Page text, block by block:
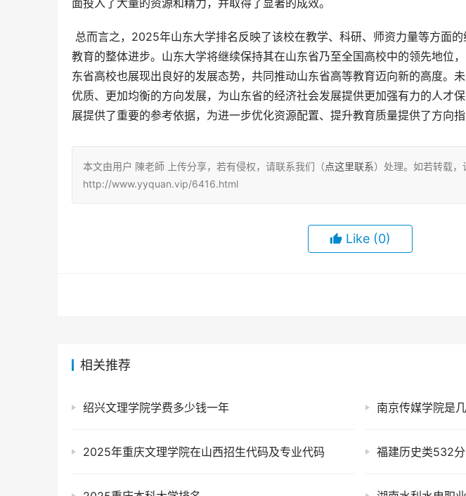
面投入了大量的资源和精力，并取得了显著的成效。
教育的整体进步。山东大学将继续保持其在山东省乃至全国高校中的领先地位
东省高校也展现出良好的发展态势，共同推动山东省高等教育迈向新的高度。
优质、更加均衡的方向发展，为山东省的经济社会发展提供更加强有力的人才
展提供了重要的参考依据，为进一步优化资源配置、提升教育质量提供了方向指
本文由用户 陳老師 上传分享，若有侵权，请联系我们（点这里联系）处理。如若转载，
http://www.yyquan.vip/6416.html
Like (0)
相关推荐
绍兴文理学院学费多少钱一年 南京传媒学院是
2025年重庆文理学院在山西招生代码及专业代码 福建历史类532